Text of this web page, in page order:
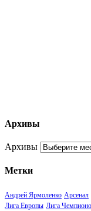
Архивы
Архивы
Метки
Андрей Ярмоленко Арсенал
Лига Европы Лига